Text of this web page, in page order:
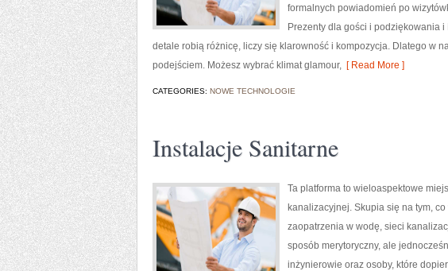
formalnych powiadomień po
Prezenty dla gości i podziękowania
detale robią różnicę, liczy się klarowność i kompozycja. Dlatego w
podejściem. Możesz wybrać klimat glamour, [ Read More ]
CATEGORIES: NOWE TECHNOLOGIE
Instalacje Sanitarne
Ta platforma to wieloaspektowe
kanalizacyjnej. Skupia się na tym,
zaopatrzenia w wodę, sieci
sposób merytoryczny, ale
inżynierowie oraz osoby, które